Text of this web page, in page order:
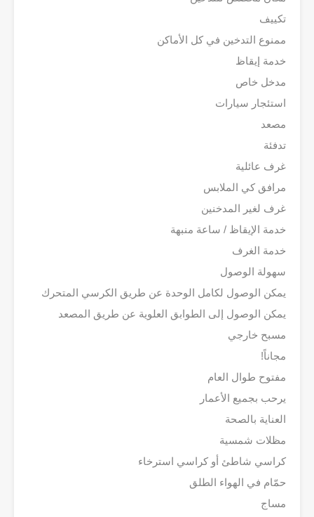
تكييف
ممنوع التدخين في كل الأماكن
خدمة إيقاظ
مدخل خاص
استئجار سيارات
مصعد
تدفئة
غرف عائلية
مرافق كي الملابس
غرف لغير المدخنين
خدمة الإيقاظ / ساعة منبهة
خدمة الغرف
سهولة الوصول
يمكن الوصول لكامل الوحدة عن طريق الكرسي المتحرك
يمكن الوصول إلى الطوابق العلوية عن طريق المصعد
مسبح خارجي
مجاناً!
مفتوح طوال العام
يرحب بجميع الأعمار
العناية بالصحة
مظلات شمسية
كراسي شاطئ أو كراسي استرخاء
حمّام في الهواء الطلق
مساج